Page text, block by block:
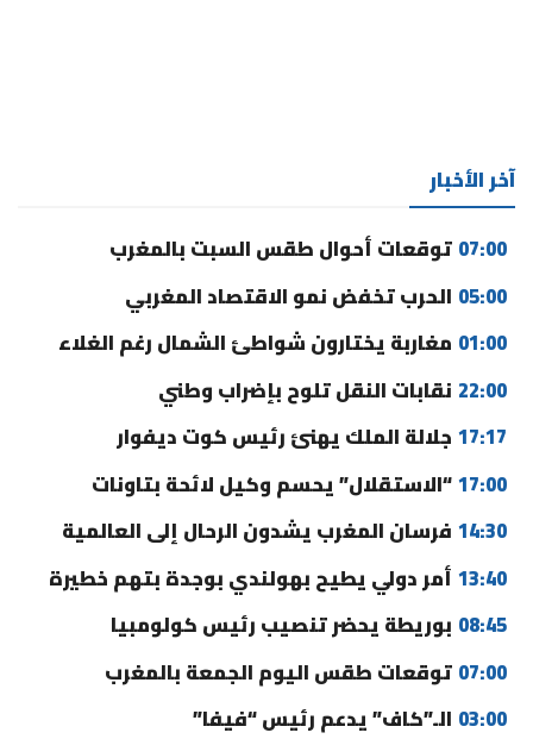
آخر الأخبار
07:00 توقعات أحوال طقس السبت بالمغرب
05:00 الحرب تخفض نمو الاقتصاد المغربي
01:00 مغاربة يختارون شواطئ الشمال رغم الغلاء
22:00 نقابات النقل تلوح بإضراب وطني
17:17 جلالة الملك يهنئ رئيس كوت ديفوار
17:00“الاستقلال” يحسم وكيل لائحة بتاونات
14:30 فرسان المغرب يشدون الرحال إلى العالمية
13:40 أمر دولي يطيح بهولندي بوجدة بتهم خطيرة
08:45 بوريطة يحضر تنصيب رئيس كولومبيا
07:00 توقعات طقس اليوم الجمعة بالمغرب
03:00 الـ”كاف” يدعم رئيس “فيفا”